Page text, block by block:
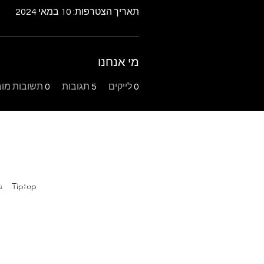
תאריך הצטרפות: 10 במאי 2024
מי אנחנו
0לייקים 5 תגובות 0 תשובות
Tiptop
בר מצווה